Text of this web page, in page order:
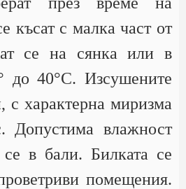
късат с малка част от
се на сянка или в
до 40°С. Изсушените
с характерна миризма
Допустима влажност
в бали. Билката се
помещения.